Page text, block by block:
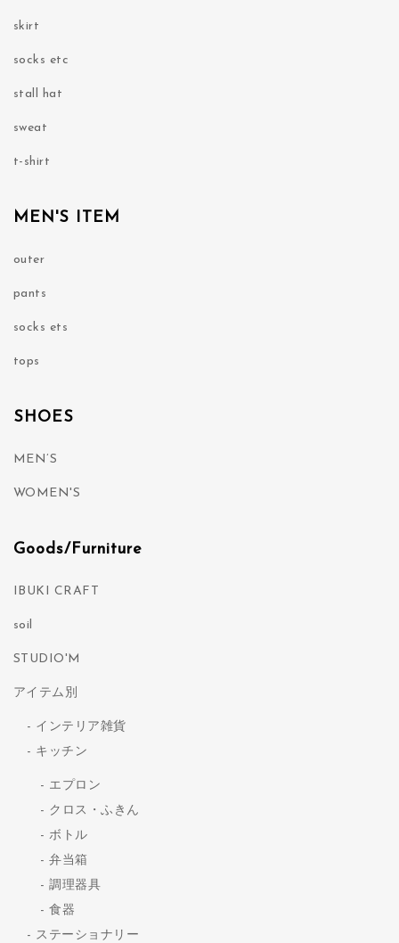
skirt
socks etc
stall hat
sweat
t-shirt
MEN'S ITEM
outer
pants
socks ets
tops
SHOES
MEN’S
WOMEN'S
Goods/Furniture
IBUKI CRAFT
soil
STUDIO'M
アイテム別
インテリア雑貨
キッチン
エプロン
クロス・ふきん
ボトル
弁当箱
調理器具
食器
ステーショナリー